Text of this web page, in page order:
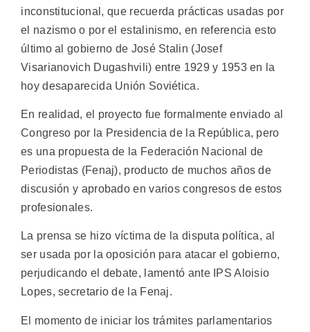
inconstitucional, que recuerda prácticas usadas por
el nazismo o por el estalinismo, en referencia esto
último al gobierno de José Stalin (Josef
Visarianovich Dugashvili) entre 1929 y 1953 en la
hoy desaparecida Unión Soviética.
En realidad, el proyecto fue formalmente enviado al
Congreso por la Presidencia de la República, pero
es una propuesta de la Federación Nacional de
Periodistas (Fenaj), producto de muchos años de
discusión y aprobado en varios congresos de estos
profesionales.
La prensa se hizo víctima de la disputa política, al
ser usada por la oposición para atacar el gobierno,
perjudicando el debate, lamentó ante IPS Aloisio
Lopes, secretario de la Fenaj.
El momento de iniciar los trámites parlamentarios